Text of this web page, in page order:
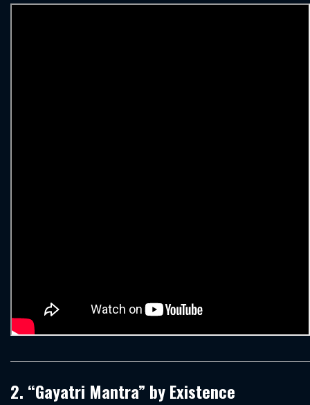
2. “Gayatri Mantra” by Existence